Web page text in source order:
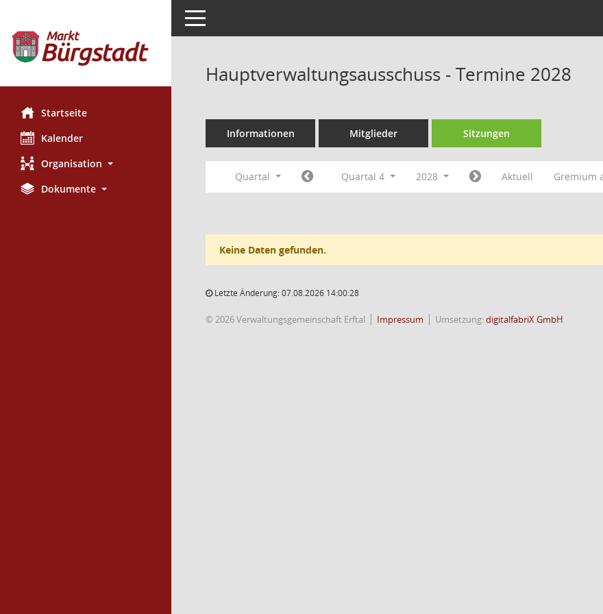
Startseite
Kalender
Organisation
Dokumente
Toggle navigation
Hauptverwaltungsausschuss - Termine 2028
Informationen Mitglieder Sitzungen
Quartal Quartal 4 2028 Aktuell Gremium
Keine Daten gefunden.
Letzte Änderung: 07.08.2026 14:00:28
© 2026 Verwaltungsgemeinschaft Erftal Impressum Umsetzung:digitalfabriX GmbH